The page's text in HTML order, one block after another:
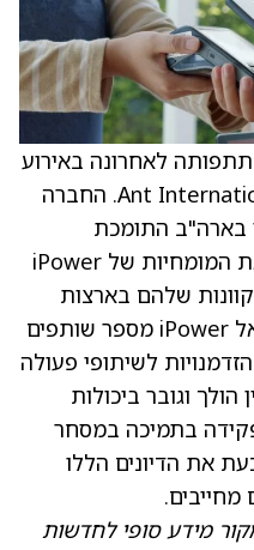
לאחרונה באירוע
שאורגן על ידי Zyla מבית Ant International. החברה
בארה"ב התומכת
בלקוחות של Zyla, והדגישה את המומחיות של iPower
שלהם בארצות
הברית. בעקבות האירוע, פנו אל iPower מספר שותפים
לשיתופי פעולה
וגובר ביכולות
בתמיכה במסחר
את הדיונים הללו
מחייבים.
מידע סופי לחדשות